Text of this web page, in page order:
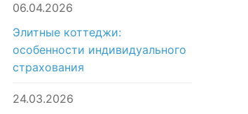
06.04.2026
Элитные коттеджи:
особенности индивидуального
страхования
24.03.2026